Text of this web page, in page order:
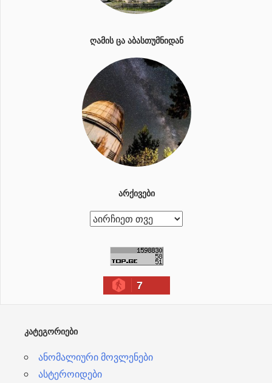
ᲦᲐᲛᲘᲡ ᲪᲐ ᲐᲑᲐᲡᲗᲣᲛᲜᲘᲓᲐᲜ
ᲐᲠᲥᲘᲕᲔᲑᲘ
ა
7
ᲙᲐᲢᲔᲒᲝᲠᲘᲔᲑᲘ
ანომალიური მოვლენები
ასტეროიდები